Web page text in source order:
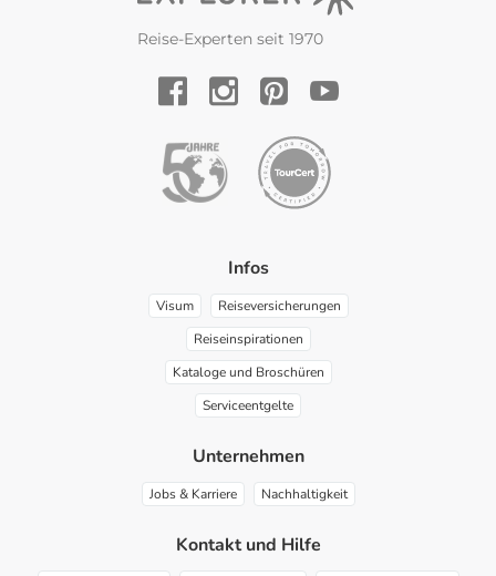
Reise-Experten seit 1970
Infos
Visum
Reiseversicherungen
Reiseinspirationen
Kataloge und Broschüren
Serviceentgelte
Unternehmen
Jobs & Karriere Nachhaltigkeit
Kontakt und Hilfe